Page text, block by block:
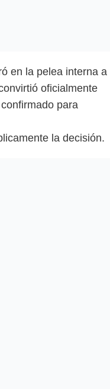
en la pelea interna a
oficialmente
para
la decisión.